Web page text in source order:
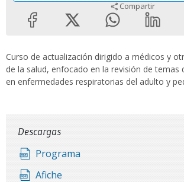
Compartir
Curso de actualización dirigido a médicos y
de la salud, enfocado en la revisión de temas
en enfermedades respiratorias del adulto y
Descargas
Programa
Afiche